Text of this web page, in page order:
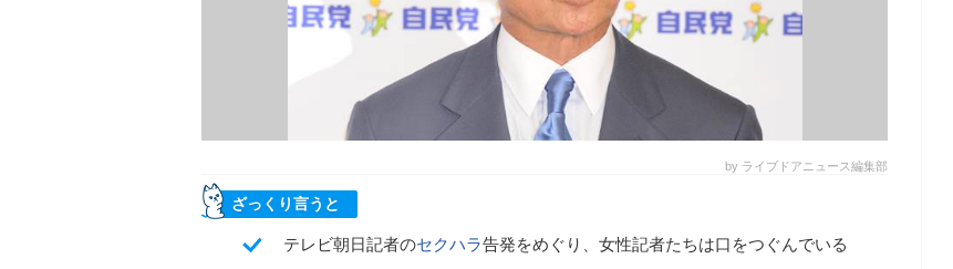
by ライブドアニュース編集部
ざっくり言うと
テレビ朝日記者のセクハラ告発をめぐり、女性記者たちは口をつぐんでいる